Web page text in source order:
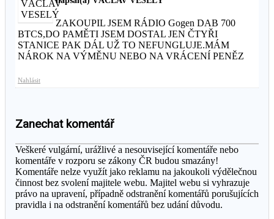
ZAKOUPIL JSEM RÁDIO Gogen DAB 700
BTCS,DO PAMĚTI JSEM DOSTAL JEN ČTYŘI
STANICE PAK DÁL UŽ TO NEFUNGLUJE.MÁM
NÁROK NA VÝMĚNU NEBO NA VRÁCENÍ PENĚZ
Nahlásit
Zanechat komentář
Veškeré vulgární, urážlivé a nesouvisející komentáře nebo
komentáře v rozporu se zákony ČR budou smazány!
Komentáře nelze využít jako reklamu na jakoukoli výdělečnou
činnost bez svolení majitele webu. Majitel webu si vyhrazuje
právo na upravení, případně odstranění komentářů porušujících
pravidla i na odstranění komentářů bez udání důvodu.